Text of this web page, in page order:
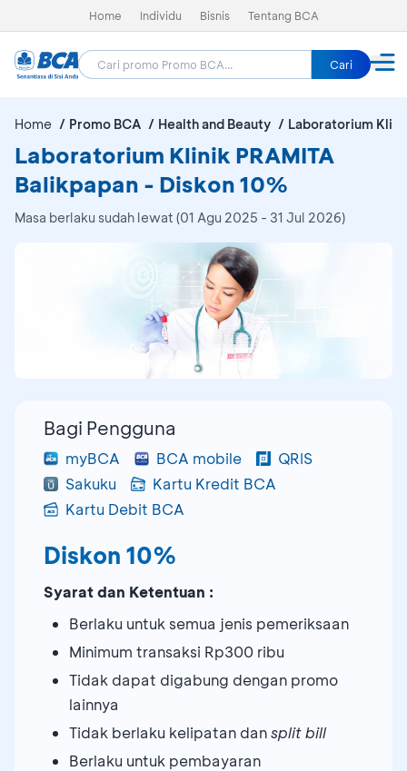
Home Individu Bisnis Tentang BCA
Cari
Home Promo BCA Health and Beauty Laboratorium
Laboratorium Klinik PRAMITA
Balikpapan - Diskon 10%
Masa berlaku sudah lewat (01 Agu 2025 - 31 Jul 2026)
Bagi Pengguna
myBCA BCA mobile
QRIS
Sakuku
Kartu Kredit BCA
Kartu Debit BCA
Diskon 10%
Syarat dan Ketentuan :
Berlaku untuk semua jenis pemeriksaan
Minimum transaksi Rp300 ribu
Tidak dapat digabung dengan promo
lainnya
Tidak berlaku kelipatan dansplit bill
Berlaku untuk pembayaran